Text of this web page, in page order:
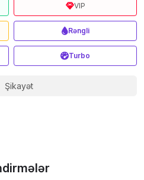
VIP
Rəngli
Turbo
Şikayət